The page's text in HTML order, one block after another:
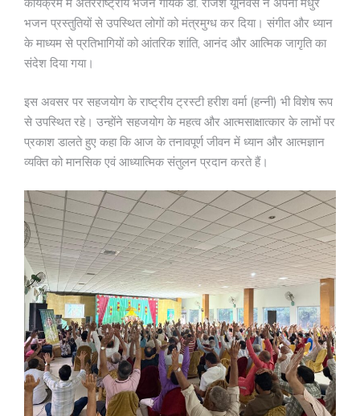
कार्यक्रम में अंतरराष्ट्रीय भजन गायक डॉ. राजेश यूनिवर्स ने अपनी मधुर
भजन प्रस्तुतियों से उपस्थित लोगों को मंत्रमुग्ध कर दिया। संगीत और ध्यान
के माध्यम से प्रतिभागियों को आंतरिक शांति, आनंद और आत्मिक जागृति का
संदेश दिया गया।
इस अवसर पर सहजयोग के राष्ट्रीय ट्रस्टी हरीश वर्मा (हन्नी) भी विशेष रूप
से उपस्थित रहे। उन्होंने सहजयोग के महत्व और आत्मसाक्षात्कार के लाभों पर
प्रकाश डालते हुए कहा कि आज के तनावपूर्ण जीवन में ध्यान और आत्मज्ञान
व्यक्ति को मानसिक एवं आध्यात्मिक संतुलन प्रदान करते हैं।